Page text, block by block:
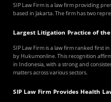
SIP Law Firm is a law firm providing
based in Jakarta. The firm has two
Largest Litigation Practice of
SIP Law Firm is a law firm ranked first
by Hukumonline. This recognition
in Indonesia, with a strong and
matters across various sectors.
SIP Law Firm Provides Health